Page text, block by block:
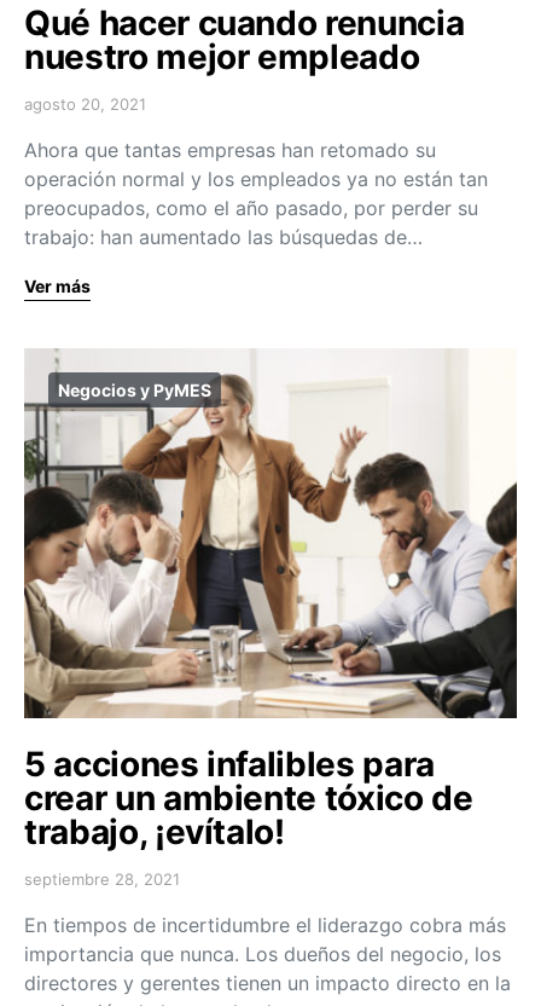
Qué hacer cuando renuncia
nuestro mejor empleado
agosto 20, 2021
Ahora que tantas empresas han retomado su
operación normal y los empleados ya no están tan
preocupados, como el año pasado, por perder su
trabajo: han aumentado las búsquedas de…
Ver más
Negocios y PyMES
5 acciones infalibles para
crear un ambiente tóxico de
trabajo, ¡evítalo!
septiembre 28, 2021
En tiempos de incertidumbre el liderazgo cobra más
importancia que nunca. Los dueños del negocio, los
directores y gerentes tienen un impacto directo en la